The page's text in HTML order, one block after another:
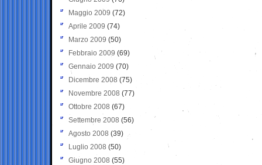
Maggio 2009 (72)
Aprile 2009 (74)
Marzo 2009 (50)
Febbraio 2009 (69)
Gennaio 2009 (70)
Dicembre 2008 (75)
Novembre 2008 (77)
Ottobre 2008 (67)
Settembre 2008 (56)
Agosto 2008 (39)
Luglio 2008 (50)
Giugno 2008 (55)